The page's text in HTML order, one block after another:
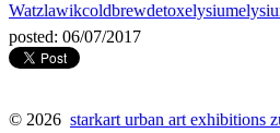
Watzlawikcoldbrewdetoxelysium
posted: 06/07/2017
© 2026 starkart urban art exhibitions